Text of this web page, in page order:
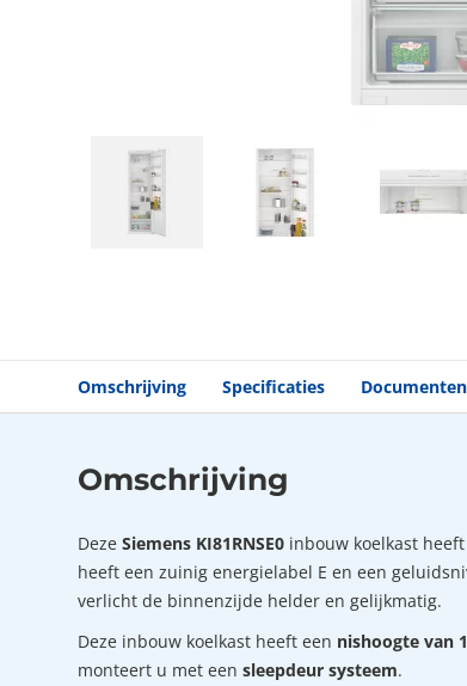
Omschrijving Specificaties Documenten
Omschrijving
Deze Siemens KI81RNSE0 inbouw koelkast
heeft een zuinig energielabel E en een
verlicht de binnenzijde helder en gelijkmatig.
Deze inbouw koelkast heeft een nishoogte van
monteert u met een sleepdeur systeem.